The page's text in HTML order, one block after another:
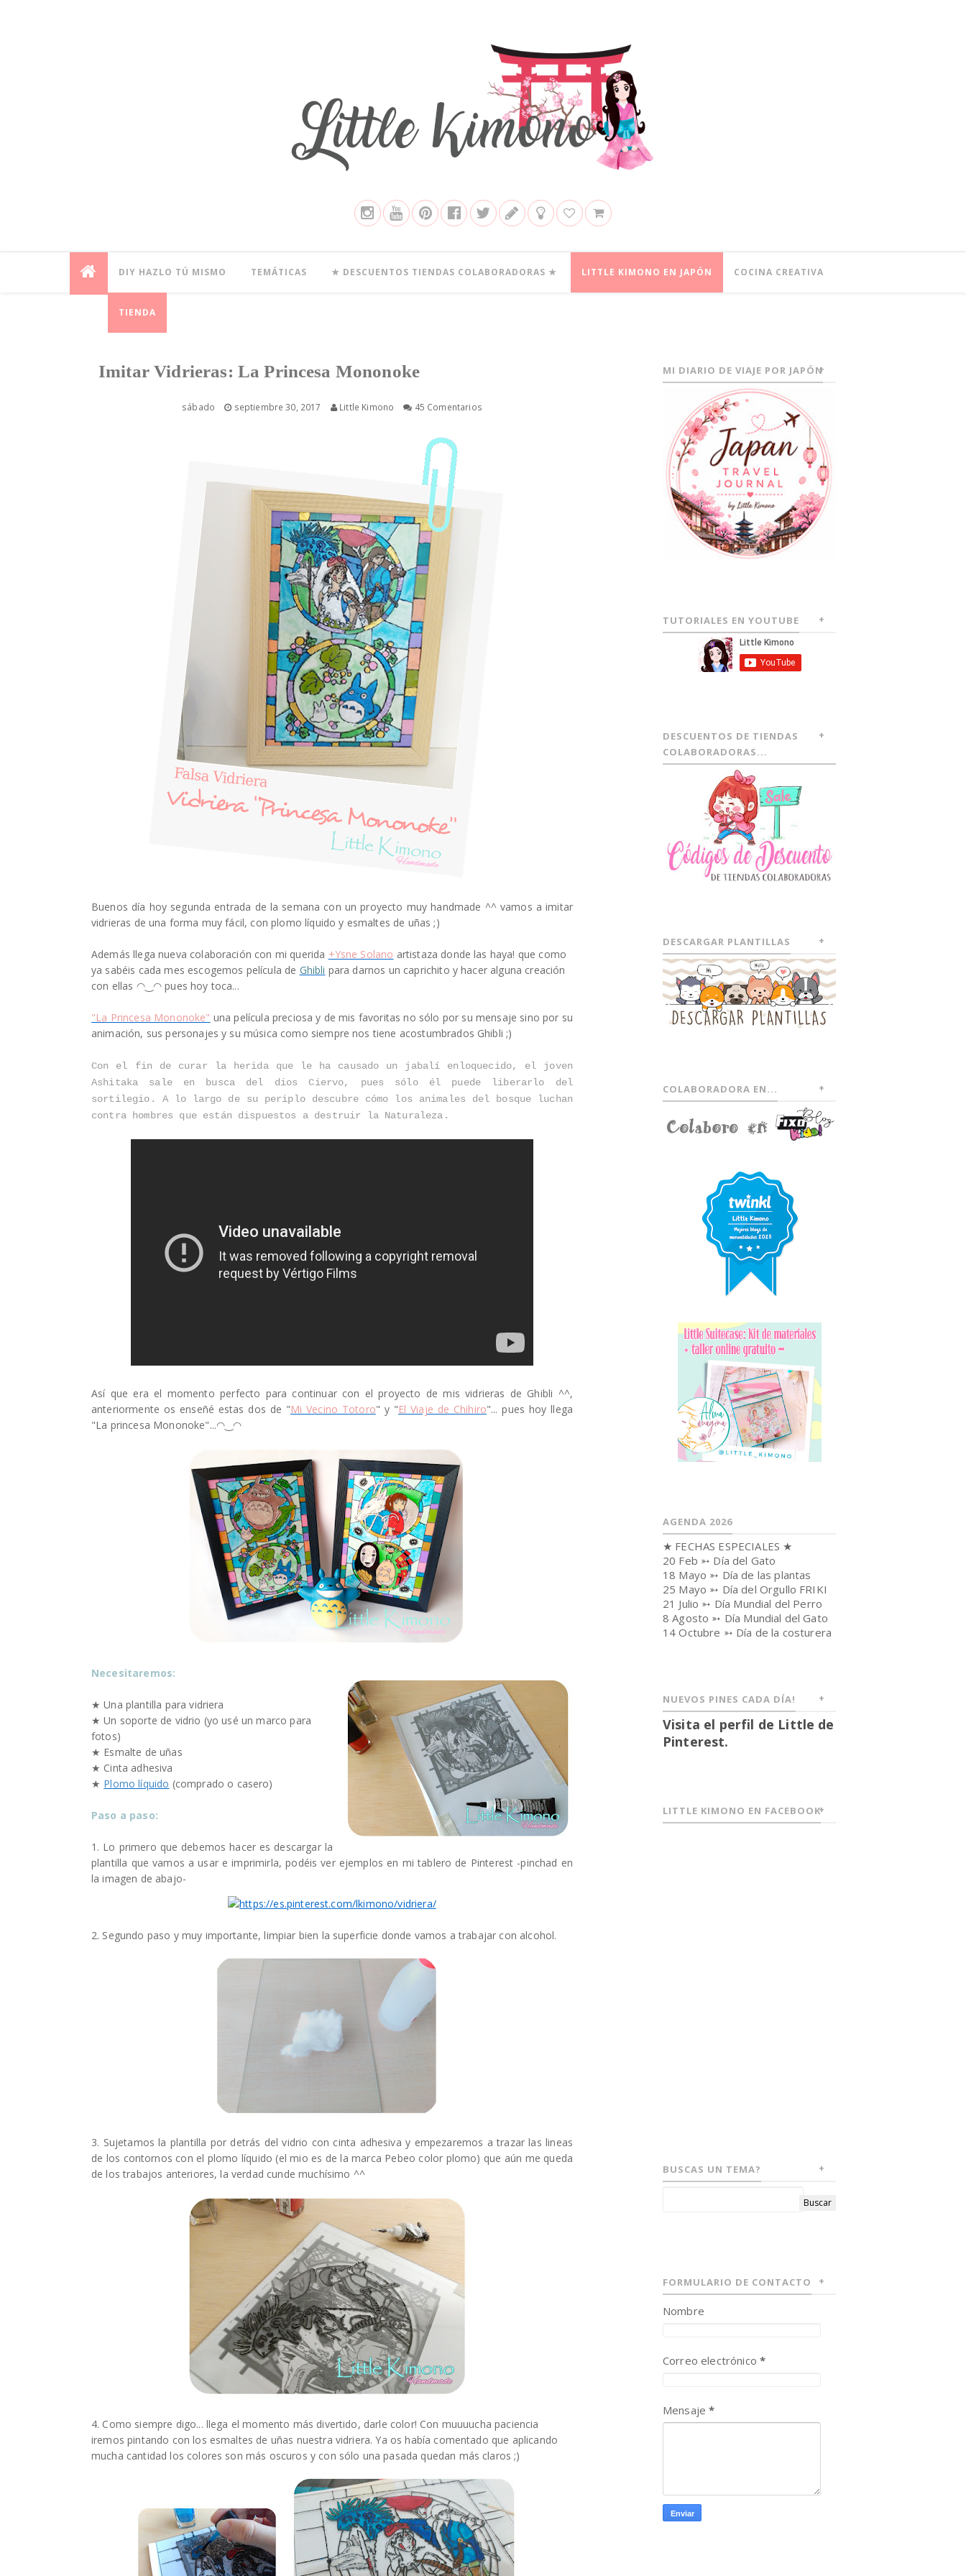
DIY HAZLO TÚ MISMO TEMÁTICAS ★ DESCUENTOS TIENDAS COLABORADORAS ★ LITTLE KIMONO EN JAPÓN COCINA CREATIVA
TIENDA
Imitar Vidrieras: La Princesa Mononoke
sábado septiembre 30, 2017 Little Kimono 45 Comentarios
Buenos día hoy segunda entrada de la semana con un proyecto muy handmade ^^ vamos a imitar
vidrieras de una forma muy fácil, con plomo líquido y esmaltes de uñas ;)
Además llega nueva colaboración con mi querida +Ysne Solano artistaza donde las haya! que como
ya sabéis cada mes escogemos película de Ghibli para darnos un caprichito y hacer alguna creación
con ellas ◠‿◠ pues hoy toca...
"La Princesa Mononoke" una película preciosa y de mis favoritas no sólo por su mensaje sino por su
animación, sus personajes y su música como siempre nos tiene acostumbrados Ghibli ;)
Con el fin de curar la herida que le ha causado un jabalí enloquecido, el joven
Ashitaka sale en busca del dios Ciervo, pues sólo él puede liberarlo del
sortilegio. A lo largo de su periplo descubre cómo los animales del bosque luchan
contra hombres que están dispuestos a destruir la Naturaleza.
Así que era el momento perfecto para continuar con el proyecto de mis vidrieras de Ghibli ^^,
anteriormente os enseñé estas dos de "Mi Vecino Totoro" y "El Viaje de Chihiro"... pues hoy llega
"La princesa Mononoke"...◠‿◠
Necesitaremos:
★ Una plantilla para vidriera
★ Un soporte de vidrio (yo usé un marco para
fotos)
★ Esmalte de uñas
★ Cinta adhesiva
★ Plomo líquido (comprado o casero)
Paso a paso:
1. Lo primero que debemos hacer es descargar la
plantilla que vamos a usar e imprimirla, podéis ver ejemplos en mi tablero de Pinterest -pinchad en
la imagen de abajo-
2. Segundo paso y muy importante, limpiar bien la superficie donde vamos a trabajar con alcohol.
3. Sujetamos la plantilla por detrás del vidrio con cinta adhesiva y empezaremos a trazar las lineas
de los contornos con el plomo líquido (el mio es de la marca Pebeo color plomo) que aún me queda
de los trabajos anteriores, la verdad cunde muchísimo ^^
4. Como siempre digo... llega el momento más divertido, darle color! Con muuuucha paciencia
iremos pintando con los esmaltes de uñas nuestra vidriera. Ya os había comentado que aplicando
mucha cantidad los colores son más oscuros y con sólo una pasada quedan más claros ;)
MI DIARIO DE VIAJE POR JAPÓN
TUTORIALES EN YOUTUBE
DESCUENTOS DE TIENDAS
COLABORADORAS...
DESCARGAR PLANTILLAS
COLABORADORA EN...
AGENDA 2026
★ FECHAS ESPECIALES ★
20 Feb ➳ Día del Gato
18 Mayo ➳ Día de las plantas
25 Mayo ➳ Día del Orgullo FRIKI
21 Julio ➳ Día Mundial del Perro
8 Agosto ➳ Día Mundial del Gato
14 Octubre ➳ Día de la costurera
NUEVOS PINES CADA DÍA!
Visita el perfil de Little de
Pinterest.
LITTLE KIMONO EN FACEBOOK
BUSCAS UN TEMA?
FORMULARIO DE CONTACTO
Nombre
Correo electrónico*
Mensaje*